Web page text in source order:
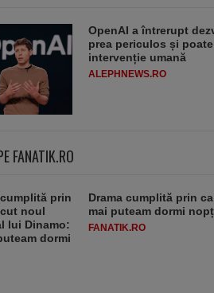
OpenAI a întrerupt
prea periculos și
intervenție umană
ALEPHNEWS.RO
FANATIK.RO
Drama cumplită prin
mai puteam dormi
FANATIK.RO